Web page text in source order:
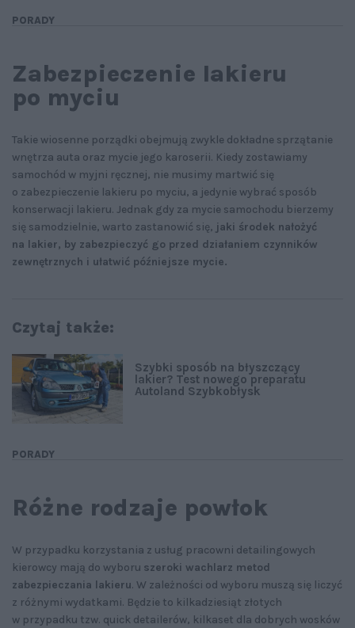
PORADY
Zabezpieczenie lakieru
po myciu
Takie wiosenne porządki obejmują zwykle dokładne sprzątanie
wnętrza auta oraz mycie jego karoserii. Kiedy zostawiamy
samochód w myjni ręcznej, nie musimy martwić się
o zabezpieczenie lakieru po myciu, a jedynie wybrać sposób
konserwacji lakieru. Jednak gdy za mycie samochodu bierzemy
się samodzielnie, warto zastanowić się, jaki środek nałożyć
na lakier, by zabezpieczyć go przed działaniem czynników
zewnętrznych i ułatwić późniejsze mycie.
Czytaj także:
PORADY
Szybki sposób na błyszczący
lakier? Test nowego preparatu
Autoland Szybkobłysk
Różne rodzaje powłok
W przypadku korzystania z usług pracowni detailingowych
kierowcy mają do wyboru szeroki wachlarz metod
zabezpieczania lakieru. W zależności od wyboru muszą się liczyć
z różnymi wydatkami. Będzie to kilkadziesiąt złotych
w przypadku tzw. quick detailerów, kilkaset dla dobrych wosków